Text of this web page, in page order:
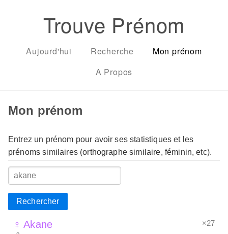
Trouve Prénom
Aujourd'hui Recherche
Mon prénom
A Propos
Mon prénom
Entrez un prénom pour avoir ses statistiques et les
prénoms similaires (orthographe similaire, féminin, etc).
Rechercher
♀ Akane ×27